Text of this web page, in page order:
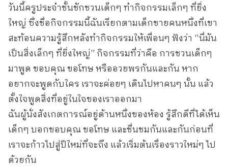
วันนี้ครูประจำชั้นชักชวนเด็กๆ ทำกิจกรรมเล็กๆ ที่ยิ่ง
ใหญ่ ซึ่งชื่อกิจกรรมนี้ฉันเรียกตามเด็กชายคนหนึ่งที่เขา
สะท้อนความรู้สึกหลังทำกิจกรรมให้เพื่อนๆ ฟังว่า “นี่มัน
เป็นสิ่งเล็กๆ ที่ยิ่งใหญ่” กิจกรรมที่ว่าคือ การชวนเด็กๆ
มาพูด ขอบคุณ ขอโทษ หรืออวยพรกันและกัน หาก
อยากจะพูดกับใคร เราจะค่อยๆ เดินไปหาคนๆ นั้น แล้ว
ตั้งใจพูดสิ่งที่อยู่ในใจของเราออกมา
ฉันผู้นั่งสังเกตการณ์อยู่ด้านหนึ่งของห้อง รู้สึกดีที่ได้เห็น
เด็กๆ บอกขอบคุณ ขอโทษ และชื่นชมกันและกันก่อนที่
เราจะก้าวไปสู่ปีใหม่ที่จะถึง แล้วเริ่มต้นเรื่องราวใหม่ๆ ไป
ด้วยกัน